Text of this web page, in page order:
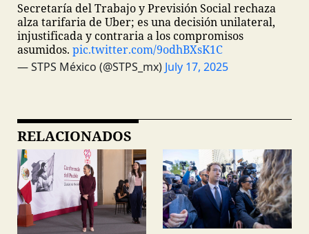
Secretaría del Trabajo y Previsión Social rechaza
alza tarifaria de Uber; es una decisión unilateral,
injustificada y contraria a los compromisos
asumidos. pic.twitter.com/9odhBXsK1C
— STPS México (@STPS_mx) July 17, 2025
RELACIONADOS